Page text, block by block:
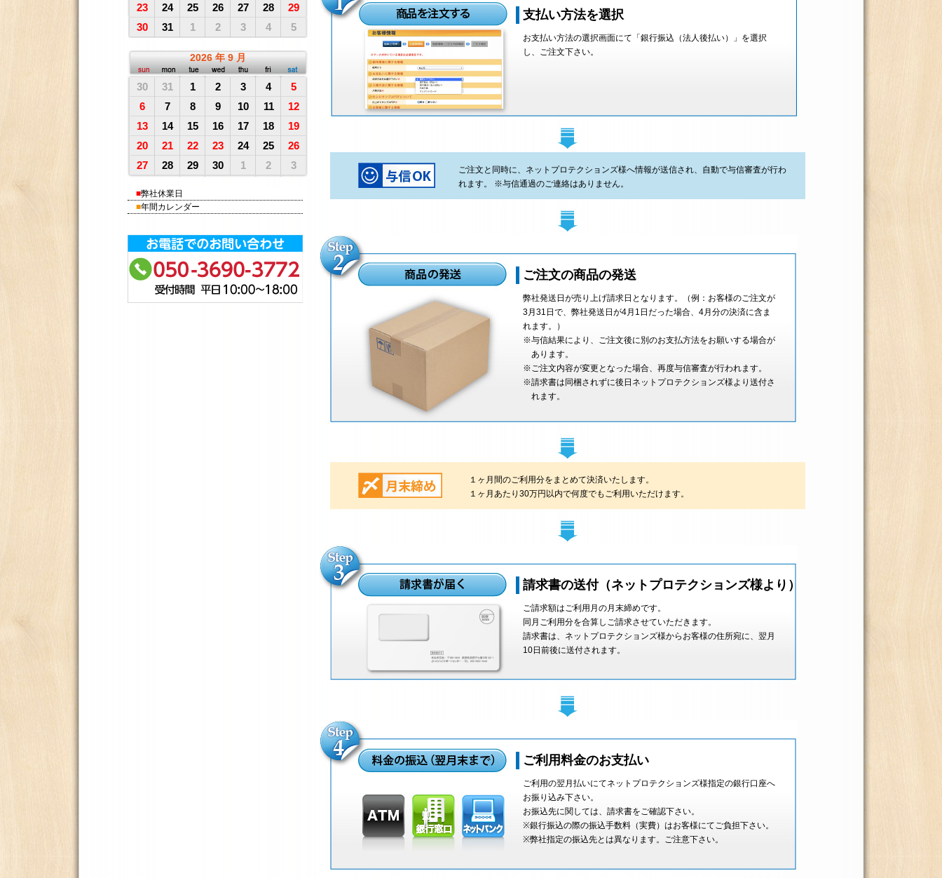
23
24 25 26 27 28
29
30
31 1 2 3 4 5
2026 年 9 月
30 31 1 2 3 4
5
6
7 8 9 10 11
12
13
14 15 16 17 18
19
20
21 22 23 24 25
26
27
28 29 30 1 2 3
■弊社休業日
■年間カレンダー
支払い方法を選択
お支払い方法の選択画面にて「銀行振込（法人後払い）」を選択
し、ご注文下さい。
ご注文と同時に、ネットプロテクションズ様へ情報が送信され、自動で与信審査が行わ
れます。 ※与信通過のご連絡はありません。
ご注文の商品の発送
弊社発送日が売り上げ請求日となります。（例：お客様のご注文が
3月31日で、弊社発送日が4月1日だった場合、4月分の決済に含ま
れます。）
※与信結果により、ご注文後に別のお支払方法をお願いする場合が
あります。
※ご注文内容が変更となった場合、再度与信審査が行われます。
※請求書は同梱されずに後日ネットプロテクションズ様より送付さ
れます。
１ヶ月間のご利用分をまとめて決済いたします。
１ヶ月あたり30万円以内で何度でもご利用いただけます。
請求書の送付（ネットプロテクションズ様より）
ご請求額はご利用月の月末締めです。
同月ご利用分を合算しご請求させていただきます。
請求書は、ネットプロテクションズ様からお客様の住所宛に、翌月
10日前後に送付されます。
ご利用料金のお支払い
ご利用の翌月払いにてネットプロテクションズ様指定の銀行口座へ
お振り込み下さい。
お振込先に関しては、請求書をご確認下さい。
※銀行振込の際の振込手数料（実費）はお客様にてご負担下さい。
※弊社指定の振込先とは異なります。ご注意下さい。